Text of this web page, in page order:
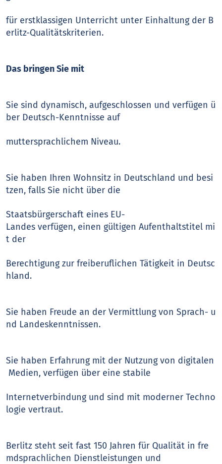
für erstklassigen Unterricht unter Einhaltung der B
erlitz-Qualitätskriterien.
Das bringen Sie mit
Sie sind dynamisch, aufgeschlossen und verfügen ü
ber Deutsch-Kenntnisse auf
muttersprachlichem Niveau.
Sie haben Ihren Wohnsitz in Deutschland und besi
tzen, falls Sie nicht über die
Staatsbürgerschaft eines EU-
Landes verfügen, einen gültigen Aufenthaltstitel mi
t der
Berechtigung zur freiberuflichen Tätigkeit in Deutsc
hland.
Sie haben Freude an der Vermittlung von Sprach- u
nd Landeskenntnissen.
Sie haben Erfahrung mit der Nutzung von digitalen
Medien, verfügen über eine stabile
Internetverbindung und sind mit moderner Techno
logie vertraut.
Berlitz steht seit fast 150 Jahren für Qualität in fre
mdsprachlichen Dienstleistungen und